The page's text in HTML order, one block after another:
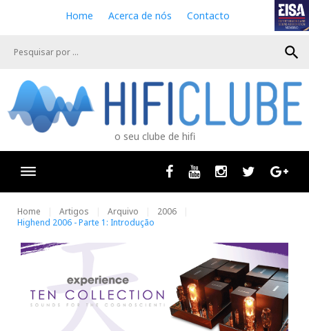
e
Home Acerca de nós Contacto
search
o seu clube de hifi
Facebook
Youtube InstagramTwitter
Home Artigos Arquivo
2006
Highend 2006 - Parte 1: Introdução